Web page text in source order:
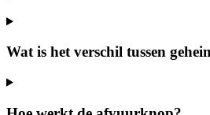
Wat is het verschil tussen